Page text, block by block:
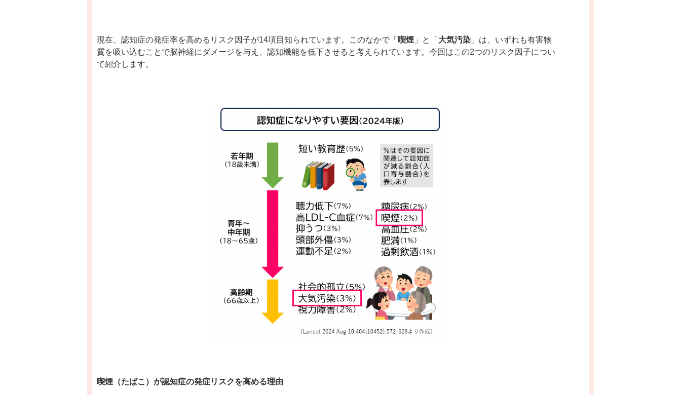
現在、認知症の発症率を高めるリスク因子が14項目知られています。このなかで「 喫煙 」と「 大気汚染 」は、いずれも有害物
質を吸い込むことで脳神経にダメージを与え、認知機能を低下させると考えられています。今回はこの2つのリスク因子につい
て紹介します。
喫煙（たばこ）が認知症の発症リスクを高める理由